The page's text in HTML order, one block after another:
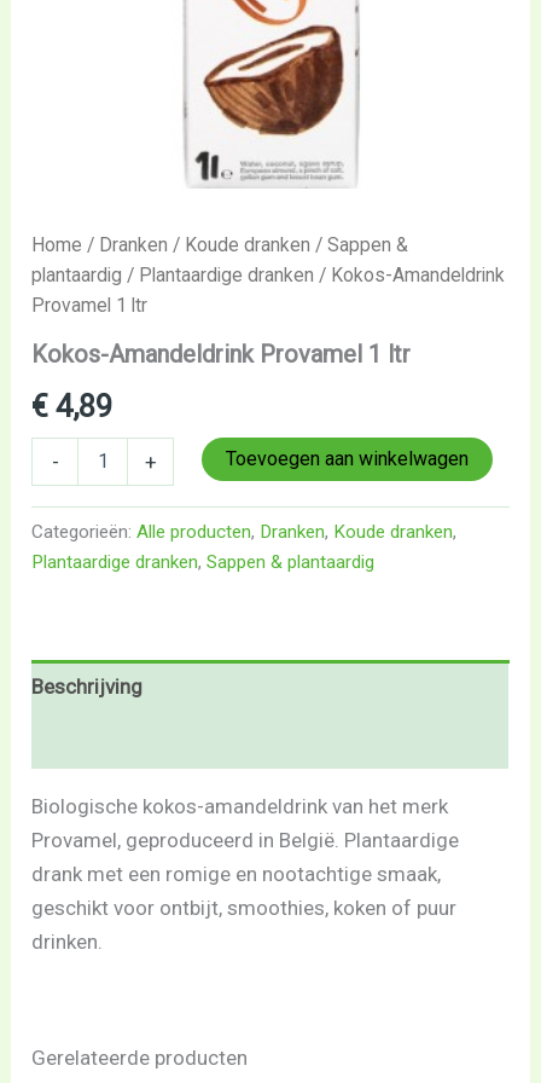
Home / Dranken / Koude dranken /Sappen &
plantaardig / Plantaardige dranken / Kokos-Amandeldrink
Provamel 1 ltr
Kokos-Amandeldrink Provamel 1 ltr
€ 4,89
- + Toevoegen aan winkelwagen
Categorieën:Alle producten, Dranken, Koude dranken,
Plantaardige dranken,Sappen & plantaardig
Beschrijving
Biologische kokos-amandeldrink van het merk
Provamel, geproduceerd in België. Plantaardige
drank met een romige en nootachtige smaak,
geschikt voor ontbijt, smoothies, koken of puur
drinken.
Gerelateerde producten